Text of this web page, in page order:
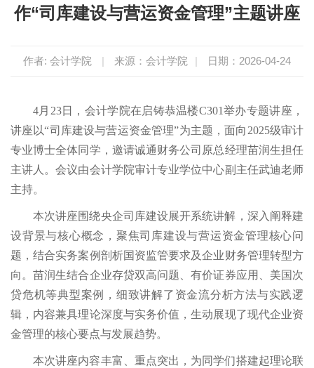
作“司库建设与营运资金管理”主题讲座
作者: 会计学院 | 来源：会计学院 | 日期：2026-04-24
4月23日，会计学院在启铸恭温楼C301举办专题讲座，
讲座以“司库建设与营运资金管理”为主题，面向2025级审计
专业博士全体同学，邀请诚通财务公司原总经理苗润生担任
主讲人。会议由会计学院审计专业学位中心副主任武迪老师
主持。
本次讲座围绕央企司库建设展开系统讲解，深入阐释建
设背景与核心概念，聚焦司库建设与营运资金管理核心问
题，结合实务案例剖析国资监管要求及企业财务管理转型方
向。苗润生结合企业存贷双高问题、有价证券应用、美国次
贷危机等典型案例，细致讲解了资金流分析方法与实践逻
辑，内容兼具理论深度与实务价值，生动展现了现代企业资
金管理的核心要点与发展趋势。
本次讲座内容丰富、重点突出，为同学们搭建起理论联